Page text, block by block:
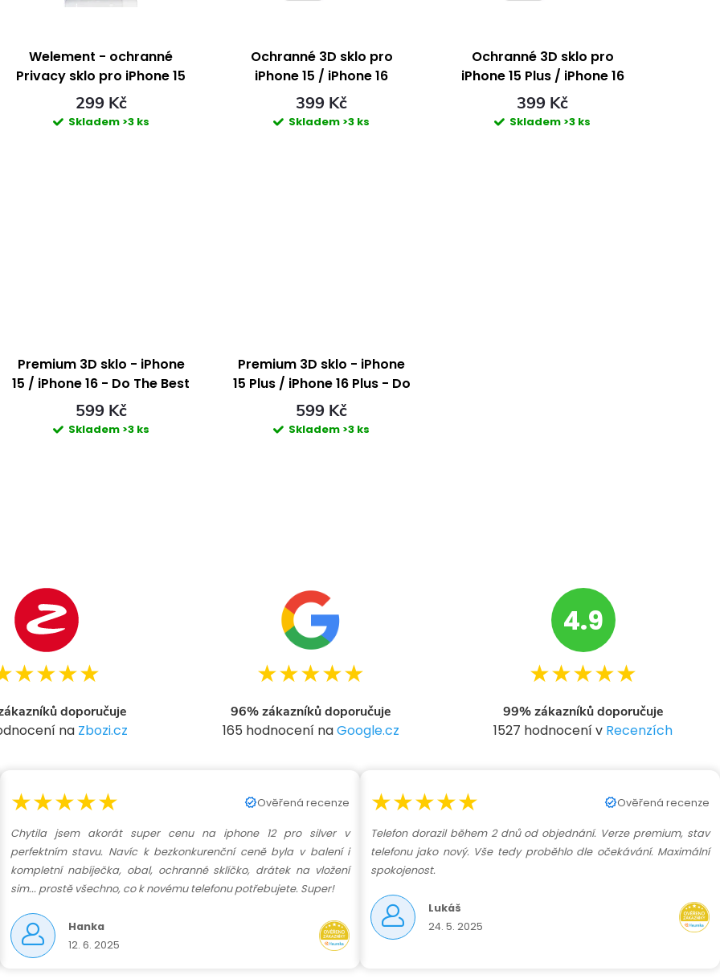
Welement - ochranné
Privacy sklo pro iPhone 15
Plus
299 Kč
Skladem >3 ks
Ochranné 3D sklo pro
iPhone 15 / iPhone 16
399 Kč
Skladem >3 ks
Ochranné 3D sklo pro
iPhone 15 Plus / iPhone 16
Plus
399 Kč
Skladem >3 ks
Premium 3D sklo - iPhone
15 / iPhone 16 - Do The Best
599 Kč
Skladem >3 ks
Premium 3D sklo - iPhone
15 Plus / iPhone 16 Plus - Do
The Best
599 Kč
Skladem >3 ks
doporučuje
na Zbozi.cz
★★★★★
96% zákazníků doporučuje
165 hodnocení naGoogle.cz
4.9
★★★★★
99% zákazníků doporučuje
1527 hodnocení v Recenzích
★★★★★ Ověřená recenze
Chytila jsem akorát super cenu na iphone 12 pro silver v
perfektním stavu. Navíc k bezkonkurenční ceně byla v balení i
kompletní nabíječka, obal, ochranné sklíčko, drátek na vložení
sim... prostě všechno, co k novému telefonu potřebujete. Super!
Hanka
12. 6. 2025
★★★★★ Ověřená recenze
Telefon dorazil během 2 dnů od objednání. Verze premium, stav
telefonu jako nový. Vše tedy proběhlo dle očekávání. Maximální
spokojenost.
Lukáš
24. 5. 2025